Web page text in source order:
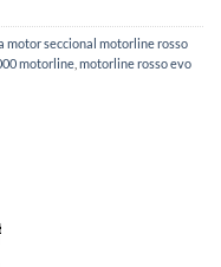
motor seccional motorline rosso
motorline motorline rosso evo